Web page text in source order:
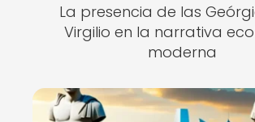
La presencia de las
Virgilio en la narrativa
moderna